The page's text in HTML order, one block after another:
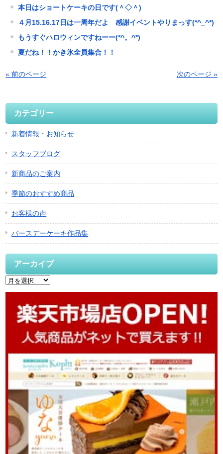
本日はショートケーキの日です(＾◇＾)
４月15.16.17日は一周年だよ 感謝イベントやりまっす(*^_^*)
もうすぐハロウィンですねーー(*^。^*)
夏だね！！かき氷全員集合！！
« 前のページ 次のページ »
カテゴリー
新着情報・お知らせ
スタッフブログ
新商品のご案内
季節のおすすめ商品
お客様の声
バースデーケーキ作品集
アーカイブ